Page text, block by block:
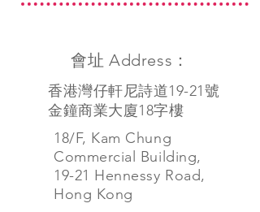
會址 Address：
香港灣仔軒尼詩道19-21號
金鐘商業大廈18字樓
18/F, Kam Chung
Commercial Building,
19-21 Hennessy Road,
Hong Kong